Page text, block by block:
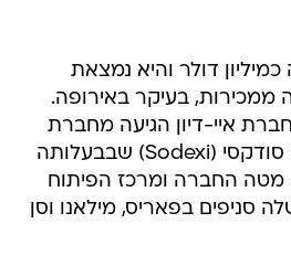
דולר והיא נמצאת
ממכירות, בעיקר באירופה.
איי-דיון הגיעה מחברת
היי-טק צרפתית בשם סודקסי (Sodexi) שבבעלותה
מטה החברה ומרכז הפיתוח
סניפים בפאריס, מילאנו וסן